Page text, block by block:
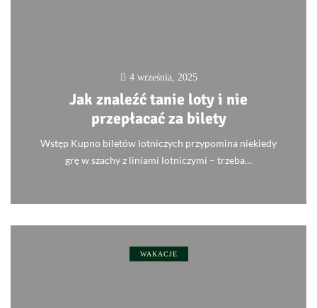
4 września, 2025
Jak znaleźć tanie loty i nie
przepłacać za bilety
Wstęp Kupno biletów lotniczych przypomina niekiedy
grę w szachy z liniami lotniczymi – trzeba…
WAKACJE